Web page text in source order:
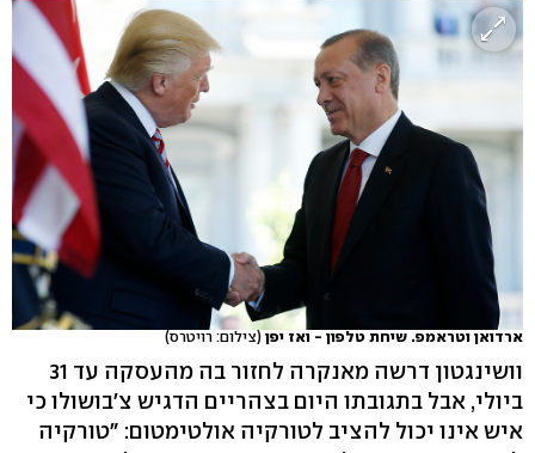
ארדואן וטראמפ. שיחת טלפון - ואז יפן (צילום: רויטרס)
וושינגטון דרשה מאנקרה לחזור בה מהעסקה עד 31
ביולי, אבל בתגובתו היום בצהריים הדגיש צ'בושולו כי
איש אינו יכול להציב לטורקיה אולטימטום: "טורקיה